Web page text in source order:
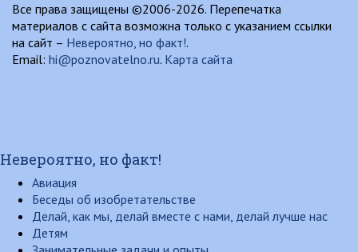
Все права защищены ©2006-2026. Перепечатка
материалов с сайта возможна только с указанием ссылки
на сайт – Невероятно, но факт!.
Email: hi@poznovatelno.ru. Карта сайта
Невероятно, но факт!
Авиация
Беседы об изобретательстве
Делай, как мы, делай вместе с нами, делай лучше нас
Детям